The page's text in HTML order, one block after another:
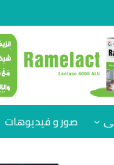
صور و فيديوهات